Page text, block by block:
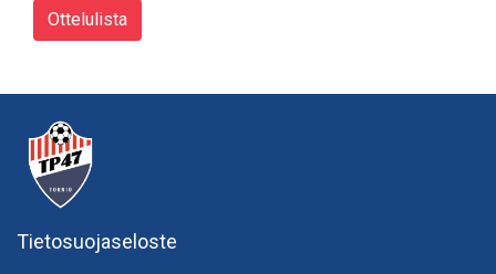
Ottelulista
Tietosuojaseloste